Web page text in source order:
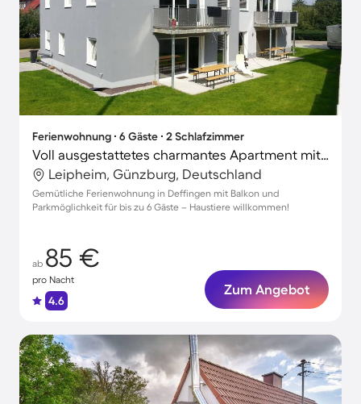
Ferienwohnung ∙ 6 Gäste ∙ 2 Schlafzimmer
Voll ausgestattetes charmantes Apartment mit Terrasse und Grill | Naturblick | Haustiere sind willkommen
Leipheim, Günzburg, Deutschland
Gemütliche Ferienwohnung in Deffingen mit Balkon und
Parkmöglichkeit für bis zu 6 Gäste – Haustiere willkommen!
ab 85 €
pro Nacht
4.6
Zum Angebot